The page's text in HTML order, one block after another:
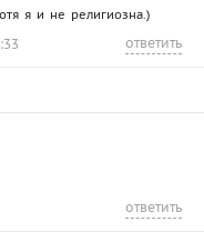
я и не религиозна.)
ответить
ответить